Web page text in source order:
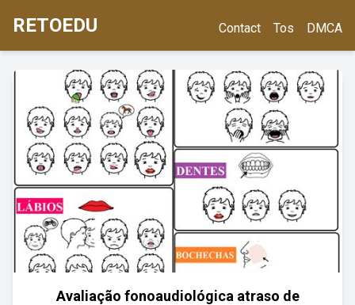
RETOEDU Contact Tos DMCA
Avaliação fonoaudiológica atraso de